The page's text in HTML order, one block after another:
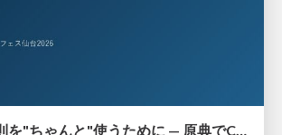
Conwayの法則を"ちゃんと"使うために — 原典でConwayは何を言っていたのか